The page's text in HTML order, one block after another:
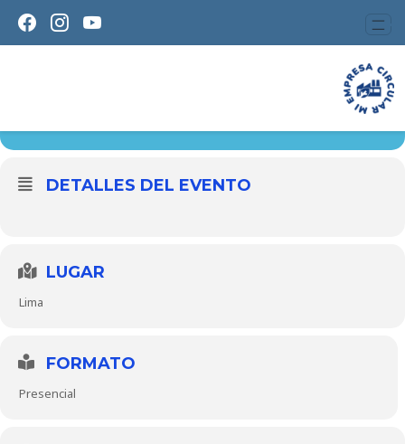
V SIMPOSIO
V SIMPOSIO INTERNACI
DETALLES DEL EVENTO
LUGAR
Lima
FORMATO
Presencial